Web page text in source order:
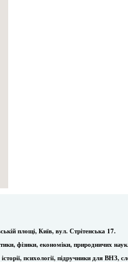
площі, Київ, вул. Стрітенська 17.
фізики, економіки, природничих
психології, підручники для